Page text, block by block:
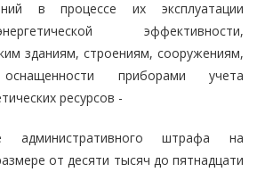
в процессе их эксплуатации
эффективности,
зданиям, строениям, сооружениям,
приборами учета
ресурсов -
административного штрафа на
от десяти тысяч до пятнадцати